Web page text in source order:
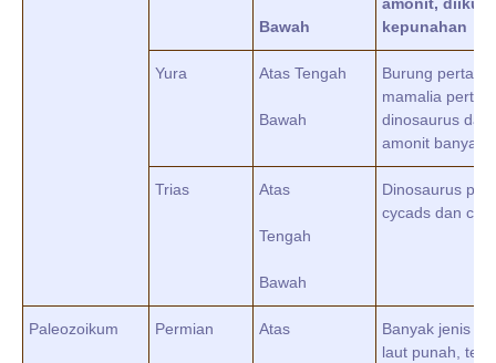
Bawah
kepunahan
Yura Atas Tengah
Bawah
Burung
mamalia
dinosaurus dan
amonit banyak
Trias Atas
Tengah
Bawah
Dinosaurus
cycads dan
Paleozoikum Permian Atas
Banyak jenis
laut punah,